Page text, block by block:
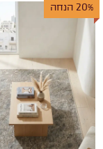
20% הנחה